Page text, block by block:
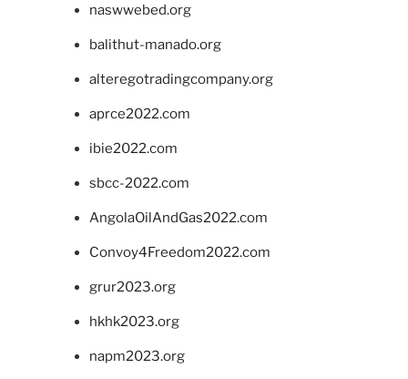
naswwebed.org
balithut-manado.org
alteregotradingcompany.org
aprce2022.com
ibie2022.com
sbcc-2022.com
AngolaOilAndGas2022.com
Convoy4Freedom2022.com
grur2023.org
hkhk2023.org
napm2023.org